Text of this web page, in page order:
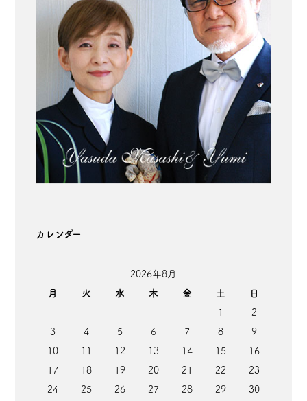
カレンダー
2026年8月
月
火 水 木 金 土
日
1
2
3
4 5 6 7 8
9
10
11 12 13 14 15
16
17
18 19 20 21 22
23
24
25 26 27 28 29
30